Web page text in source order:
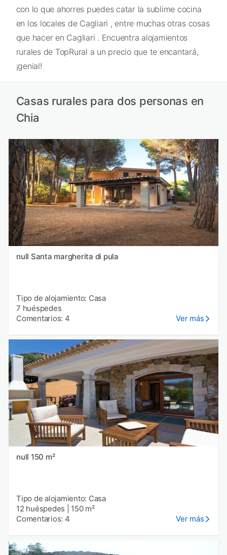
con lo que ahorres puedes catar la sublime cocina
en los locales de Cagliari , entre muchas otras cosas
que hacer en Cagliari . Encuentra alojamientos
rurales de TopRural a un precio que te encantará,
¡genial!
Casas rurales para dos personas en
Chia
null Santa margherita di pula
Tipo de alojamiento: Casa
7 huéspedes
Comentarios: 4
Ver más
null 150 m²
Tipo de alojamiento: Casa
12 huéspedes
150 m²
Comentarios: 4
Ver más